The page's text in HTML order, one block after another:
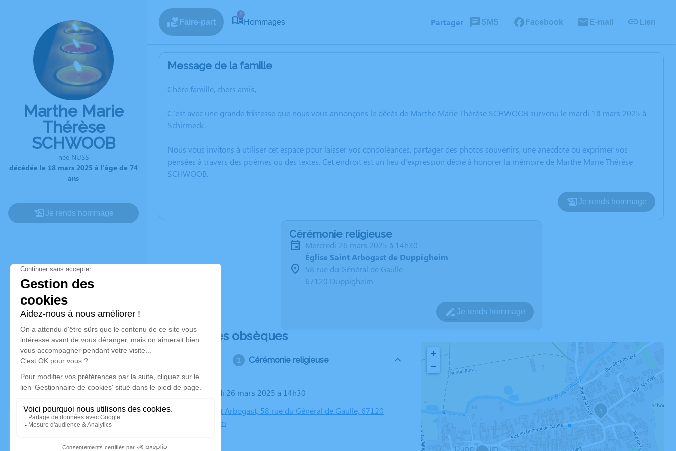
Marthe Marie
Thérèse
SCHWOOB
née NUSS
décédée le 18 mars 2025 à l'âge de 74
ans
Je rends hommage
Faire-part
2
Hommages Partager SMS Facebook E-mail Lien
Message de la famille
Chère famille, chers amis,
C’est avec une grande tristesse que nous vous annonçons le décès de Marthe Marie Thérèse SCHWOOB survenu le mardi 18 mars 2025 à
Schirmeck.
Nous vous invitons à utiliser cet espace pour laisser vos condoléances, partager des photos souvenirs, une anecdote ou exprimer vos
pensées à travers des poèmes ou des textes. Cet endroit est un lieu d'expression dédié à honorer la mémoire de Marthe Marie Thérèse
SCHWOOB.
Je rends hommage
Cérémonie religieuse
mercredi 26 mars 2025 à 14h30
Église Saint Arbogast de Duppigheim
58 rue du Général de Gaulle
67120 Duppigheim
Je rends hommage
Déroulé des obsèques
Cérémonie religieuse
Le mercredi 26 mars 2025 à 14h30
Église Saint Arbogast, 58 rue du Général de Gaulle, 67120
Duppigheim
1
+
−